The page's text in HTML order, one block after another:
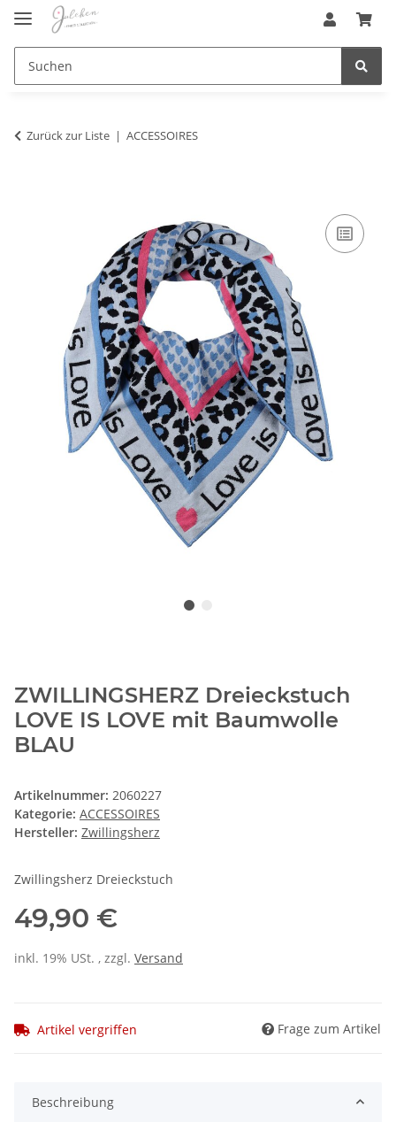
Zurück zur Liste ACCESSOIRES
ZWILLINGSHERZ Dreieckstuch
LOVE IS LOVE mit Baumwolle
BLAU
Artikelnummer: 2060227
Kategorie: ACCESSOIRES
Hersteller: Zwillingsherz
Zwillingsherz Dreieckstuch
49,90 €
inkl. 19% USt. , zzgl. Versand
Artikel vergriffen Frage zum Artikel
Beschreibung